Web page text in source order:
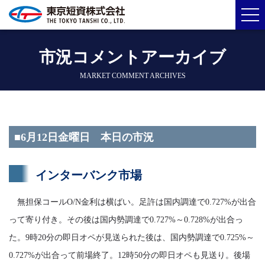
市況コメントアーカイブ
MARKET COMMENT ARCHIVES
■6月12日金曜日 本日の市況
インターバンク市場
無担保コールO/N金利は横ばい。足許は国内調達で0.727%が出合
って寄り付き。その後は国内勢調達で0.727%～0.728%が出合っ
た。9時20分の即日オペが見送られた後は、国内勢調達で0.725%～
0.727%が出合って前場終了。12時50分の即日オペも見送り。後場